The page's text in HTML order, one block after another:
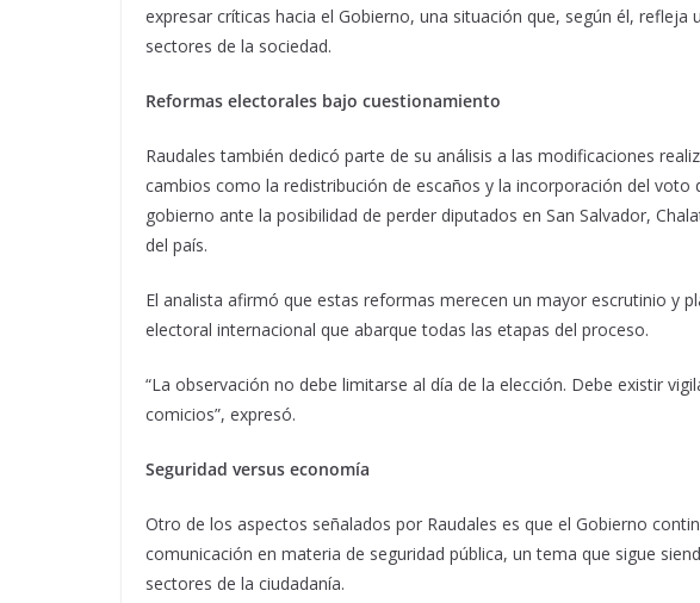
expresar críticas hacia el Gobierno, una situación que, según él,
sectores de la sociedad.
Reformas electorales bajo cuestionamiento
Raudales también dedicó parte de su análisis a las modificaciones
cambios como la redistribución de escaños y la incorporación del voto
gobierno ante la posibilidad de perder diputados en San Salvador,
del país.
El analista afirmó que estas reformas merecen un mayor escrutinio y
electoral internacional que abarque todas las etapas del proceso.
“La observación no debe limitarse al día de la elección. Debe existir
comicios”, expresó.
Seguridad versus economía
Otro de los aspectos señalados por Raudales es que el Gobierno
comunicación en materia de seguridad pública, un tema que sigue
sectores de la ciudadanía.